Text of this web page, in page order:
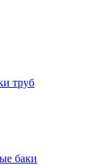
труб
баки